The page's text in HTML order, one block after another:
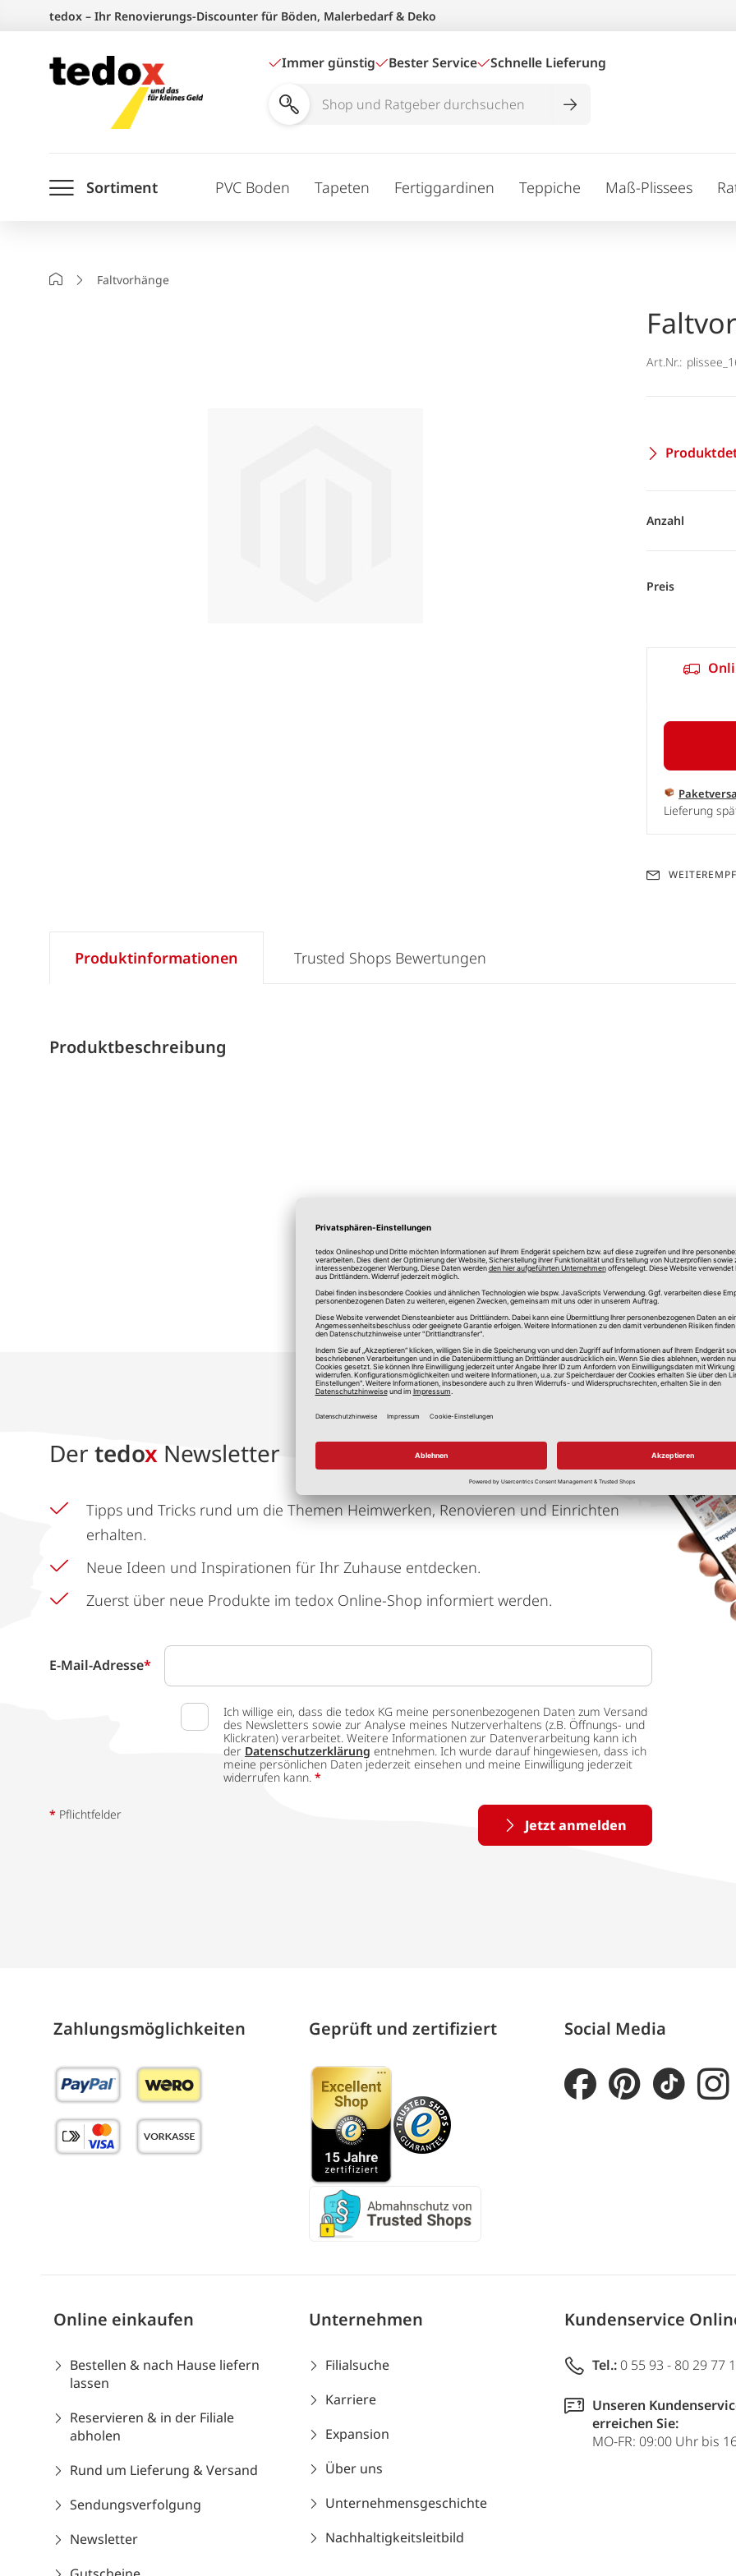
springen
tedox – Ihr Renovierungs-Discounter für Böden, Malerbedarf & Deko
Immer günstig Bester Service Schnelle Lieferung
Shop
durchsuchen
Sortiment PVC Boden Tapeten Fertiggardinen Teppiche Maß-Plissees
StartseiteFaltvorhänge
Art.Nr.:
Anzahl
Preis
Lieferung
Produktinformationen
Produktbeschreibung
Trusted Shops Bewertungen
*Alle Preise in Euro, inkl. gesetzlicher Mehrwertsteuer, zzgl.
Der tedox Newsletter
Tipps und Tricks rund um die Themen Heimwerken, Renovieren und Einrichten
erhalten.
Neue Ideen und Inspirationen für Ihr Zuhause entdecken.
Zuerst über neue Produkte im tedox Online-Shop informiert werden.
E-Mail-Adresse*
Ich willige ein, dass die tedox KG meine personenbezogenen Daten zum Versand
des Newsletters sowie zur Analyse meines Nutzerverhaltens (z.B. Öffnungs- und
Klickraten) verarbeitet. Weitere Informationen zur Datenverarbeitung kann ich
der Datenschutzerklärung entnehmen. Ich wurde darauf hingewiesen, dass ich
meine persönlichen Daten jederzeit einsehen und meine Einwilligung jederzeit
widerrufen kann. *
Jetzt anmelden
* Pflichtfelder
Zahlungs­möglich­keiten Geprüft und zertifiziert Social Media
Online einkaufen
Bestellen & nach Hause liefern
lassen
Reservieren & in der Filiale
abholen
Rund um Lieferung & Versand
Sendungsverfolgung
Newsletter
Unternehmen
Filialsuche
Karriere
Expansion
Über uns
Unternehmensgeschichte
Nachhaltigkeitsleitbild
Kundenservice
Tel.: 0 55 93 - 80 29 77
Unseren
erreichen Sie:
MO-FR: 09:00 Uhr bis